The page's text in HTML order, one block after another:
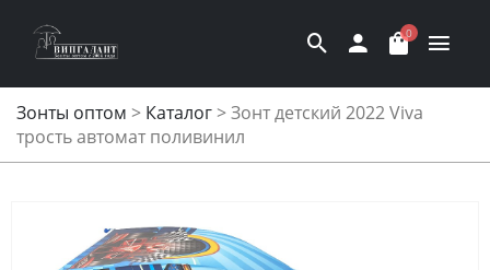
0
Зонты оптом > Каталог>Зонт детский 2022 Viva
трость автомат поливинил